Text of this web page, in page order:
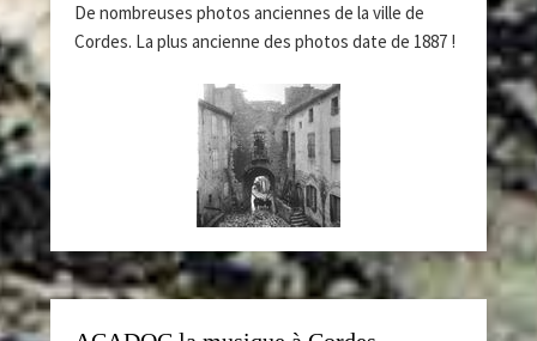
De nombreuses photos anciennes de la ville de
Cordes. La plus ancienne des photos date de 1887 !